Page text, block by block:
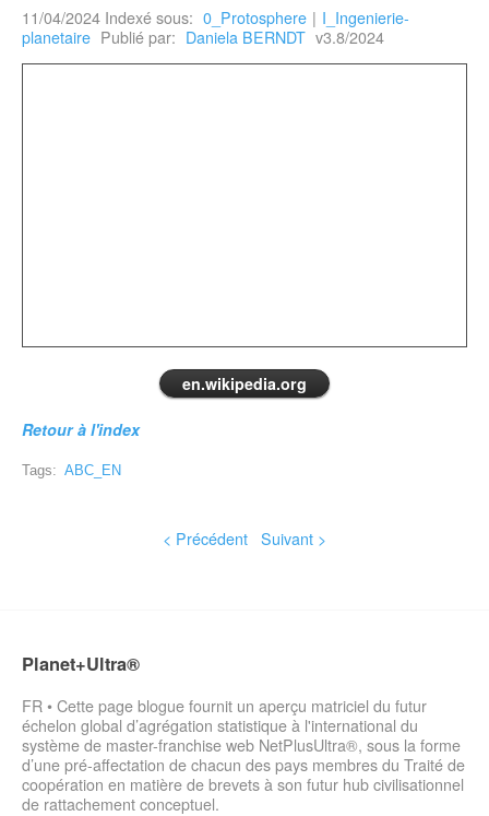
11/04/2024 Indexé sous: 0_Protosphere | I_Ingenierie-
planetaire Publié par: Daniela BERNDT v3.8/2024
en.wikipedia.org
Retour à l'index
Tags: ABC_EN
< Précédent Suivant >
Planet+Ultra®
FR • Cette page blogue fournit un aperçu matriciel du futur
échelon global d’agrégation statistique à l'international du
système de master-franchise web NetPlusUltra®, sous la forme
d’une pré-affectation de chacun des pays membres du Traité de
coopération en matière de brevets à son futur hub civilisationnel
de rattachement conceptuel.